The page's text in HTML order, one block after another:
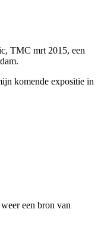
TMC mrt 2015, een
komende expositie in
een bron van